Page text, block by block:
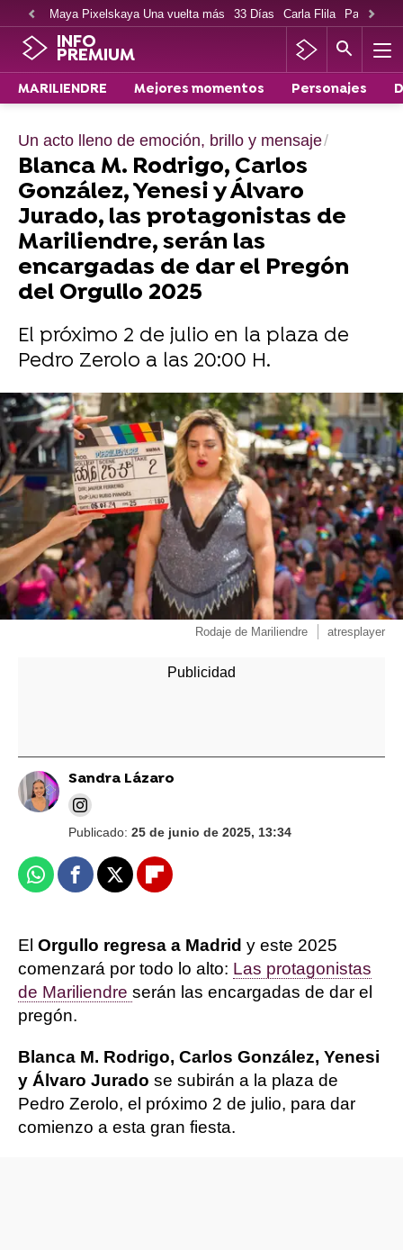
Maya Pixelskaya Una vuelta más 33 Días Carla Flila Paco
INFO
PREMIUM
MARILIENDRE Mejores momentos Personajes
Un acto lleno de emoción, brillo y mensaje
Blanca M. Rodrigo, Carlos
González, Yenesi y Álvaro
Jurado, las protagonistas de
Mariliendre, serán las
encargadas de dar el Pregón
del Orgullo 2025
El próximo 2 de julio en la plaza de
Pedro Zerolo a las 20:00 H.
Rodaje de Mariliendre atresplayer
Sandra Lázaro
Publicado: 25 de junio de 2025, 13:34
WhatsappFacebook
X Flipboard
El Orgullo regresa a Madrid y este 2025
comenzará por todo lo alto: Las protagonistas
de Mariliendre serán las encargadas de dar el
pregón.
Blanca M. Rodrigo, Carlos González, Yenesi
y Álvaro Jurado se subirán a la plaza de
Pedro Zerolo, el próximo 2 de julio, para dar
comienzo a esta gran fiesta.